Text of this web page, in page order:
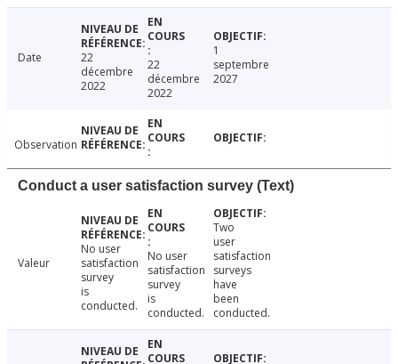
Date
22
décembre
2022
22
décembre
2022
1
septembre
2027
Observation
Conduct a user satisfaction survey (Text)
Valeur
No user
satisfaction
survey
is
conducted.
No user
satisfaction
survey
is
conducted.
Two
user
satisfaction
surveys
have
been
conducted.